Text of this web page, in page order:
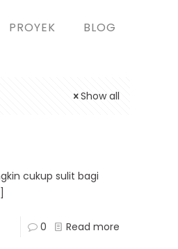
PROYEK BLOG
Show all
cukup sulit bagi
0 Read more